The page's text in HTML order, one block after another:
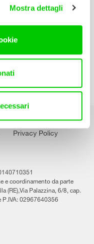
Mostra dettagli
Privacy Policy
e coordinamento da parte
(RE),Via Palazzina, 6/8, cap.
02967640356